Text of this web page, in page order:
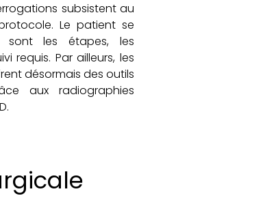
subsistent au
Le patient se
sont les étapes, les
requis. Par ailleurs, les
désormais des outils
aux radiographies